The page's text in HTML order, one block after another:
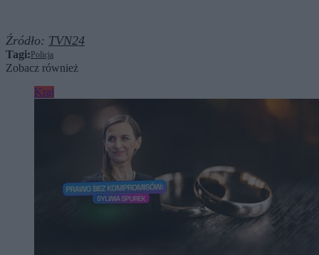
Źródło: TVN24
Tagi: Policja
Zobacz również
Kraj